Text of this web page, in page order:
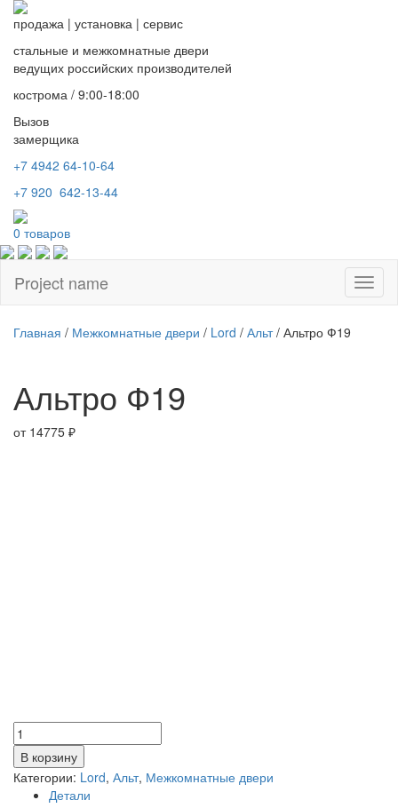
продажа | установка | сервис
стальные и межкомнатные двери
ведущих российских производителей
кострома / 9:00-18:00
Вызов
замерщика
+7 4942 64-10-64
+7 920 642-13-44
0 товаров
Project name
Главная / Межкомнатные двери / Lord / Альт/ Альтро Ф19
Альтро Ф19
от 14775 ₽
Количество
товара
Альтро
Ф19
В корзину
Категории: Lord, Альт, Межкомнатные двери
Детали